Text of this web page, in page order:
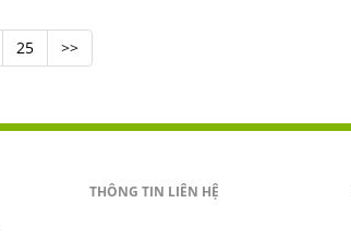
25 >>
THÔNG TIN LIÊN HỆ